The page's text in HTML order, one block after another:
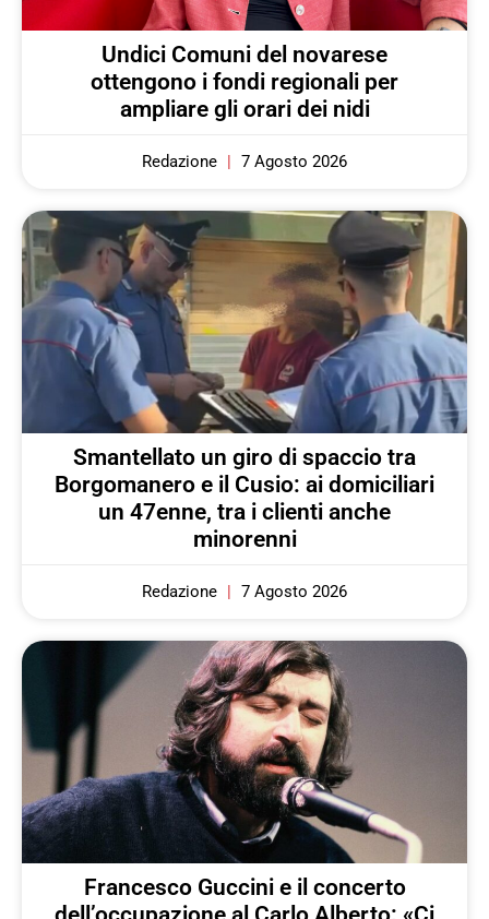
Undici Comuni del novarese
ottengono i fondi regionali per
ampliare gli orari dei nidi
Redazione 7 Agosto 2026
Smantellato un giro di spaccio tra
Borgomanero e il Cusio: ai domiciliari
un 47enne, tra i clienti anche
minorenni
Redazione 7 Agosto 2026
Francesco Guccini e il concerto